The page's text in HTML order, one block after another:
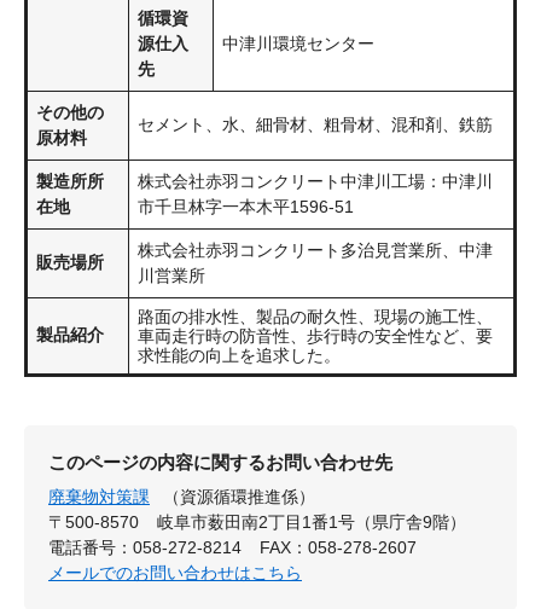
循環資
源仕入
先
中津川環境センター
その他の
原材料
セメント、水、細骨材、粗骨材、混和剤、鉄筋
製造所所
在地
株式会社赤羽コンクリート中津川工場：中津川
市千旦林字一本木平1596-51
販売場所
株式会社赤羽コンクリート多治見営業所、中津
川営業所
製品紹介
路面の排水性、製品の耐久性、現場の施工性、
車両走行時の防音性、歩行時の安全性など、要
求性能の向上を追求した。
このページの内容に関するお問い合わせ先
廃棄物対策課
（資源循環推進係）
〒500-8570
岐阜市薮田南2丁目1番1号（県庁舎9階）
電話番号：058-272-8214
FAX：058-278-2607
メールでのお問い合わせはこちら